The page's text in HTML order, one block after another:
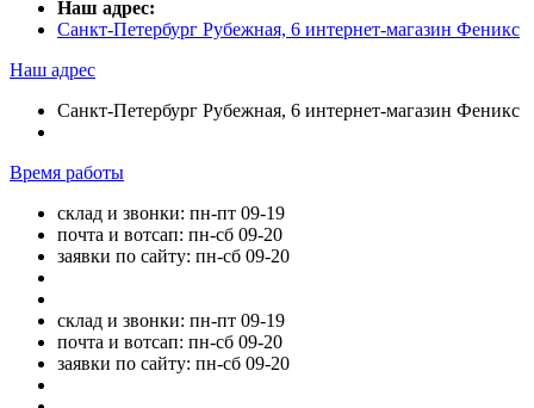
Наш адрес:
Санкт-Петербург Рубежная, 6 интернет-магазин Феникс
Наш адрес
Санкт-Петербург Рубежная, 6 интернет-магазин Феникс
Время работы
склад и звонки: пн-пт 09-19
почта и вотсап: пн-сб 09-20
заявки по сайту: пн-сб 09-20
склад и звонки: пн-пт 09-19
почта и вотсап: пн-сб 09-20
заявки по сайту: пн-сб 09-20